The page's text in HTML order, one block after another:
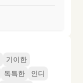
기이한
독특한
인디